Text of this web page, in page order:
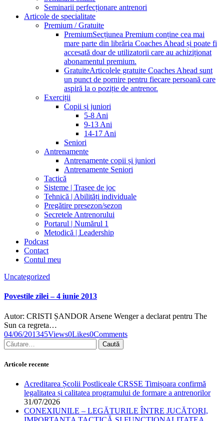
Seminarii perfecționare antrenori
Articole de specialitate
Premium / Gratuite
PremiumSecțiunea Premium conține cea mai
mare parte din librăria Coaches Ahead și poate fi
accesată doar de utilizatorii care au achiziționat
abonamentul premium.
GratuiteArticolele gratuite Coaches Ahead sunt
un punct de pornire pentru fiecare persoană care
aspiră la o poziție de antrenor.
Exerciții
Copii și juniori
5-8 Ani
9-13 Ani
14-17 Ani
Seniori
Antrenamente
Antrenamente copii și juniori
Antrenamente Seniori
Tactică
Sisteme | Trasee de joc
Tehnică | Abilități individuale
Pregătire presezon/sezon
Secretele Antrenorului
Portarul | Numărul 1
Metodică | Leadership
Podcast
Contact
Contul meu
facebook-
twitter-
dribble-
instagram
Uncategorized
Povestile zilei – 4 iunie 2013
Autor: CRISTI ȘANDOR Arsene Wenger a declarat pentru The
Sun ca regreta…
04/06/201345Views0Likes0Comments
Caută
după:
Articole recente
Acreditarea Școlii Postliceale CRSSE Timișoara confirmă
legalitatea și calitatea programului de formare a antrenorilor
31/07/2026
CONEXIUNILE – LEGĂTURILE ÎNTRE JUCĂTORI,